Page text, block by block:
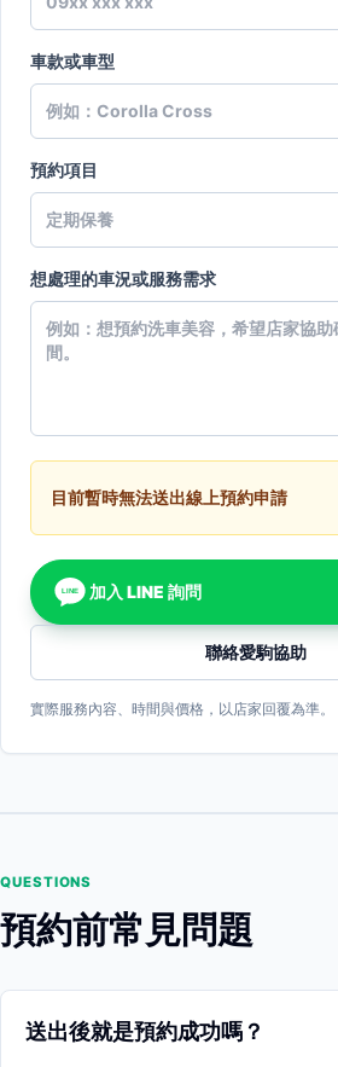
車款或車型
預約項目
想處理的車況或服務需求
目前暫時無法送出線上預約申請
LINE 加入 LINE 詢問
聯絡愛駒協助
實際服務內容、時間與價格，以店家回覆為準。
QUESTIONS
預約前常見問題
送出後就是預約成功嗎？